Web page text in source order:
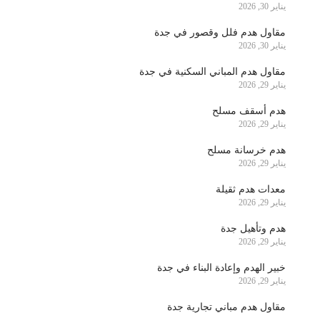
يناير 30, 2026
مقاول هدم فلل وقصور في جدة
يناير 30, 2026
مقاول هدم المباني السكنية في جدة
يناير 29, 2026
هدم أسقف مسلح
يناير 29, 2026
هدم خرسانة مسلح
يناير 29, 2026
معدات هدم ثقيلة
يناير 29, 2026
هدم وتأهيل جدة
يناير 29, 2026
خبير الهدم وإعادة البناء في جدة
يناير 29, 2026
مقاول هدم مباني تجارية جدة